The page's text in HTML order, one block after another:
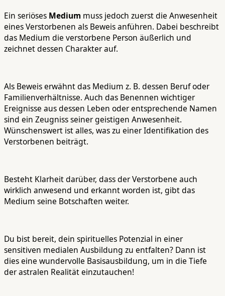
Ein seriöses Medium muss jedoch zuerst die Anwesenheit
eines Verstorbenen als Beweis anführen. Dabei beschreibt
das Medium die verstorbene Person äußerlich und
zeichnet dessen Charakter auf.
Als Beweis erwähnt das Medium z. B. dessen Beruf oder
Familienverhältnisse. Auch das Benennen wichtiger
Ereignisse aus dessen Leben oder entsprechende Namen
sind ein Zeugniss seiner geistigen Anwesenheit.
Wünschenswert ist alles, was zu einer Identifikation des
Verstorbenen beiträgt.
Besteht Klarheit darüber, dass der Verstorbene auch
wirklich anwesend und erkannt worden ist, gibt das
Medium seine Botschaften weiter.
Du bist bereit, dein spirituelles Potenzial in einer
sensitiven medialen Ausbildung zu entfalten? Dann ist
dies eine wundervolle Basisausbildung, um in die Tiefe
der astralen Realität einzutauchen!